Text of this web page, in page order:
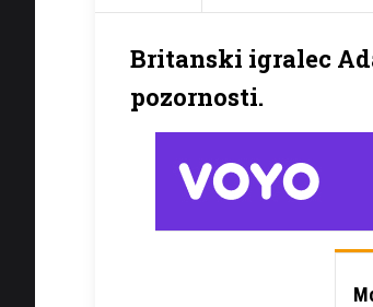
Britanski igralec
pozornosti.